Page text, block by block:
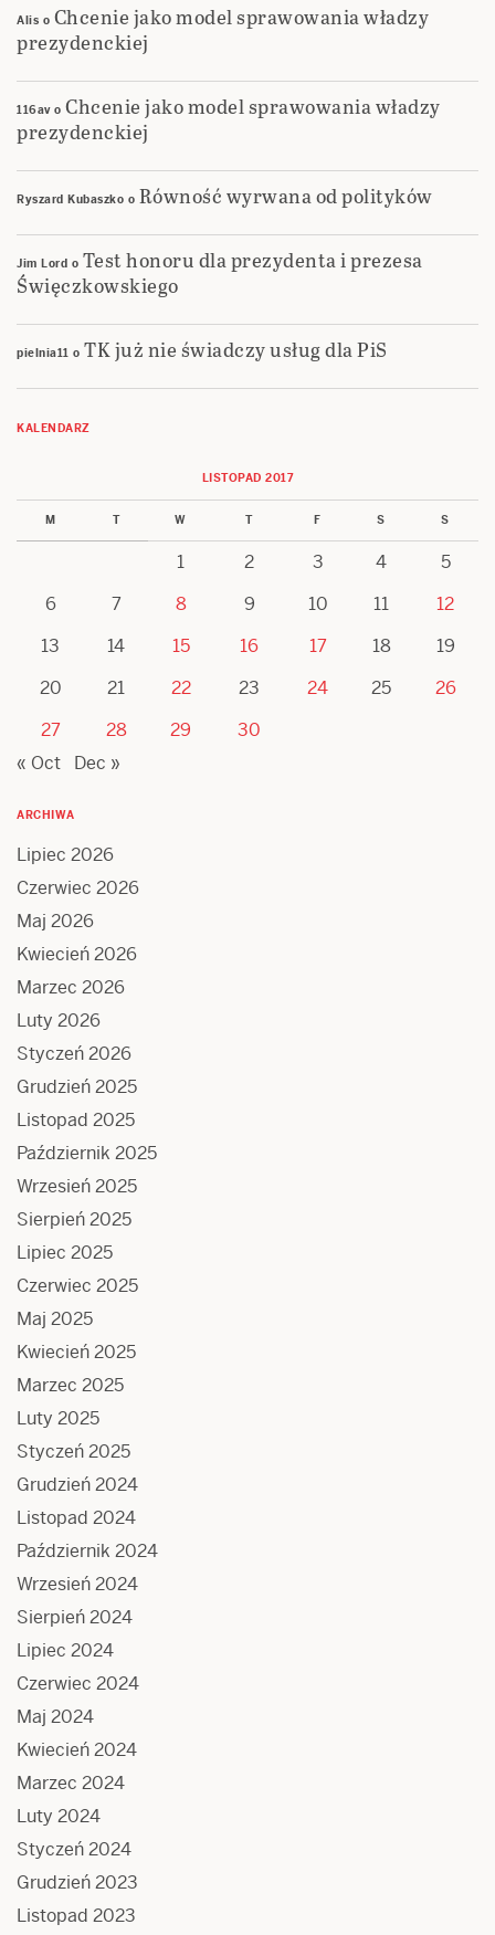
Alis o Chcenie jako model sprawowania władzy
prezydenckiej
116avo Chcenie jako model sprawowania władzy
prezydenckiej
Ryszard Kubaszko o Równość wyrwana od polityków
Jim Lord o Test honoru dla prezydenta i prezesa
Święczkowskiego
pielnia11 o TK już nie świadczy usług dla PiS
KALENDARZ
LISTOPAD 2017
M T W T F S S
1 2 3 4
5
6
7 8 9 10 11
12
13
14 15 16 17 18
19
20
21 22 23 24 25
26
27
28 29
30
« Oct
Dec »
ARCHIWA
Lipiec 2026
Czerwiec 2026
Maj 2026
Kwiecień 2026
Marzec 2026
Luty 2026
Styczeń 2026
Grudzień 2025
Listopad 2025
Październik 2025
Wrzesień 2025
Sierpień 2025
Lipiec 2025
Czerwiec 2025
Maj 2025
Kwiecień 2025
Marzec 2025
Luty 2025
Styczeń 2025
Grudzień 2024
Listopad 2024
Październik 2024
Wrzesień 2024
Sierpień 2024
Lipiec 2024
Czerwiec 2024
Maj 2024
Kwiecień 2024
Marzec 2024
Luty 2024
Styczeń 2024
Grudzień 2023
Listopad 2023